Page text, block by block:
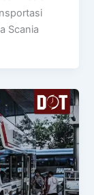
Scania